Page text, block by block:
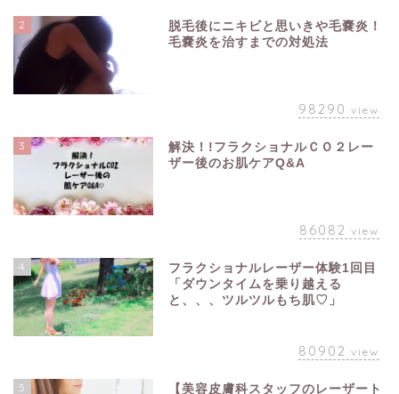
2
脱毛後にニキビと思いきや毛嚢炎！
毛嚢炎を治すまでの対処法
98290 view
3
解決！!フラクショナルＣＯ２レー
ザー後のお肌ケアQ&A
86082 view
4
フラクショナルレーザー体験1回目
「ダウンタイムを乗り越える
と、、、ツルツルもち肌♡」
80902 view
5
【美容皮膚科スタッフのレーザート